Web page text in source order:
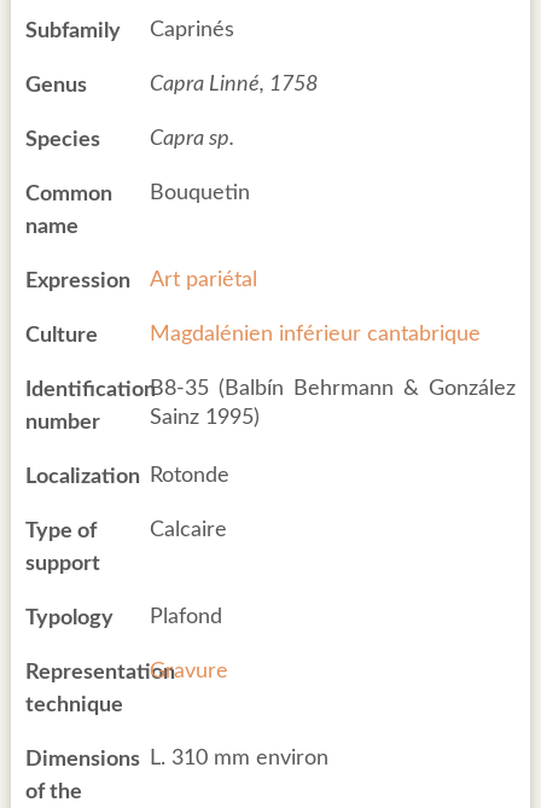
Subfamily Caprinés
Genus Capra Linné, 1758
Species Capra sp.
Common
name
Bouquetin
Expression Art pariétal
Culture Magdalénien inférieur cantabrique
Identification
number
B8-35 (Balbín Behrmann & González
Sainz 1995)
Localization Rotonde
Type of
support
Calcaire
Typology Plafond
Representation
technique
Gravure
Dimensions
of the
L. 310 mm environ